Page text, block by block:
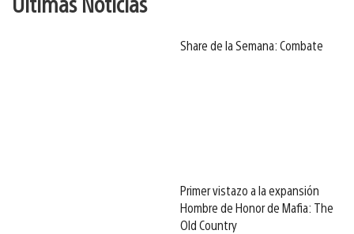
Share de la Semana: Combate
Primer vistazo a la expansión
Hombre de Honor de Mafia: The
Old Country